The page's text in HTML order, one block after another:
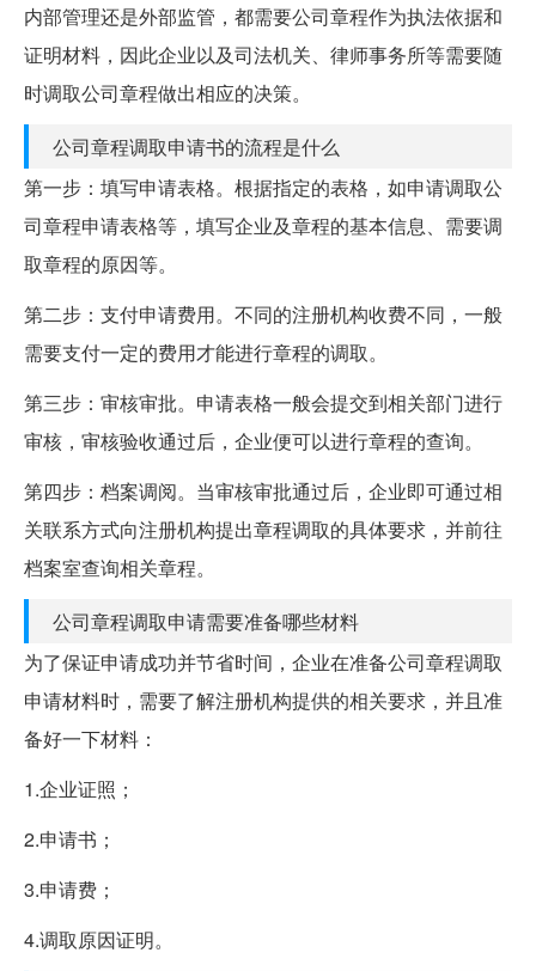
内部管理还是外部监管，都需要公司章程作为执法依据和
证明材料，因此企业以及司法机关、律师事务所等需要随
时调取公司章程做出相应的决策。
公司章程调取申请书的流程是什么
第一步：填写申请表格。根据指定的表格，如申请调取公
司章程申请表格等，填写企业及章程的基本信息、需要调
取章程的原因等。
第二步：支付申请费用。不同的注册机构收费不同，一般
需要支付一定的费用才能进行章程的调取。
第三步：审核审批。申请表格一般会提交到相关部门进行
审核，审核验收通过后，企业便可以进行章程的查询。
第四步：档案调阅。当审核审批通过后，企业即可通过相
关联系方式向注册机构提出章程调取的具体要求，并前往
档案室查询相关章程。
公司章程调取申请需要准备哪些材料
为了保证申请成功并节省时间，企业在准备公司章程调取
申请材料时，需要了解注册机构提供的相关要求，并且准
备好一下材料：
1.企业证照；
2.申请书；
3.申请费；
4.调取原因证明。